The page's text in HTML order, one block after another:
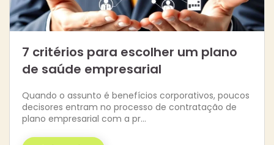
7 critérios para escolher um plano
de saúde empresarial
Quando o assunto é benefícios corporativos, poucos
decisores entram no processo de contratação de
plano empresarial com a pr…